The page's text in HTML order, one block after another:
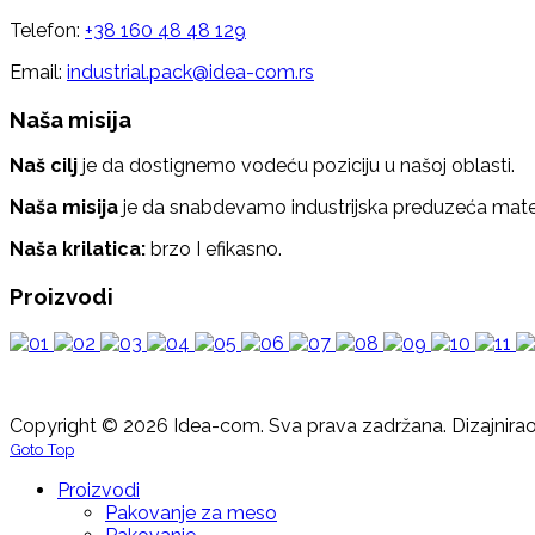
Telefon: +38 160 48 48 129
Email: industrial.pack@idea-com.rs
Naša misija
Naš cilj je da dostignemo vodeću poziciju u našoj oblasti.
Naša misija je da snabdevamo industrijska preduzeća
Naša krilatica: brzo I efikasno.
Proizvodi
Copyright © 2026 Idea-com. Sva prava zadržana. Dizajnirao
Goto Top
Proizvodi
Pakovanje za meso